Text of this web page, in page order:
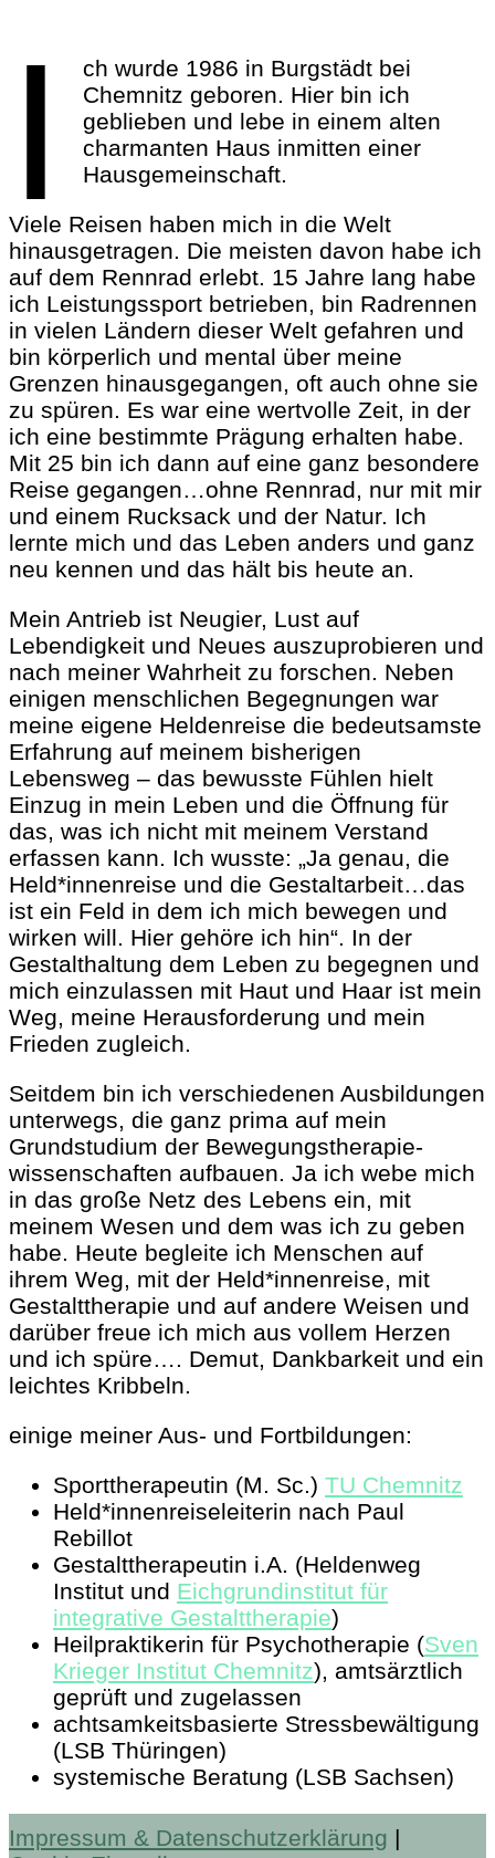
I
ch wurde 1986 in Burgstädt bei
Chemnitz geboren. Hier bin ich
geblieben und lebe in einem alten
charmanten Haus inmitten einer
Hausgemeinschaft.
Viele Reisen haben mich in die Welt
hinausgetragen. Die meisten davon habe ich
auf dem Rennrad erlebt. 15 Jahre lang habe
ich Leistungssport betrieben, bin Radrennen
in vielen Ländern dieser Welt gefahren und
bin körperlich und mental über meine
Grenzen hinausgegangen, oft auch ohne sie
zu spüren. Es war eine wertvolle Zeit, in der
ich eine bestimmte Prägung erhalten habe.
Mit 25 bin ich dann auf eine ganz besondere
Reise gegangen…ohne Rennrad, nur mit mir
und einem Rucksack und der Natur. Ich
lernte mich und das Leben anders und ganz
neu kennen und das hält bis heute an.
Mein Antrieb ist Neugier, Lust auf
Lebendigkeit und Neues auszuprobieren und
nach meiner Wahrheit zu forschen. Neben
einigen menschlichen Begegnungen war
meine eigene Heldenreise die bedeutsamste
Erfahrung auf meinem bisherigen
Lebensweg – das bewusste Fühlen hielt
Einzug in mein Leben und die Öffnung für
das, was ich nicht mit meinem Verstand
erfassen kann. Ich wusste: „Ja genau, die
Held*innenreise und die Gestaltarbeit…das
ist ein Feld in dem ich mich bewegen und
wirken will. Hier gehöre ich hin“. In der
Gestalthaltung dem Leben zu begegnen und
mich einzulassen mit Haut und Haar ist mein
Weg, meine Herausforderung und mein
Frieden zugleich.
Seitdem bin ich verschiedenen Ausbildungen
unterwegs, die ganz prima auf mein
Grundstudium der Bewegungstherapie-
wissenschaften aufbauen. Ja ich webe mich
in das große Netz des Lebens ein, mit
meinem Wesen und dem was ich zu geben
habe. Heute begleite ich Menschen auf
ihrem Weg, mit der Held*innenreise, mit
Gestalttherapie und auf andere Weisen und
darüber freue ich mich aus vollem Herzen
und ich spüre…. Demut, Dankbarkeit und ein
leichtes Kribbeln.
einige meiner Aus- und Fortbildungen:
Sporttherapeutin (M. Sc.) TU Chemnitz
Held*innenreiseleiterin nach Paul
Rebillot
Gestalttherapeutin i.A. (Heldenweg
Institut und Eichgrundinstitut für
integrative Gestalttherapie)
Heilpraktikerin für Psychotherapie (Sven
Krieger Institut Chemnitz), amtsärztlich
geprüft und zugelassen
achtsamkeitsbasierte Stressbewältigung
(LSB Thüringen)
systemische Beratung (LSB Sachsen)
Impressum & Datenschutzerklärung |